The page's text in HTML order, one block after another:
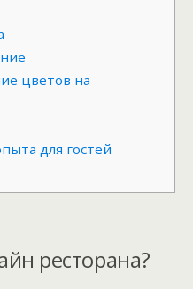
цветов на
для гостей
ресторана?